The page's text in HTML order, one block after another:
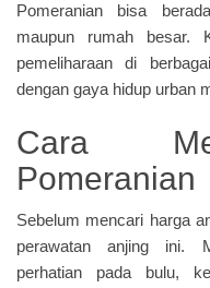
Pomeranian bisa
maupun rumah besar.
pemeliharaan di
dengan gaya hidup urban
Cara
Pomeranian
Sebelum mencari harga
perawatan anjing ini.
perhatian pada bulu,